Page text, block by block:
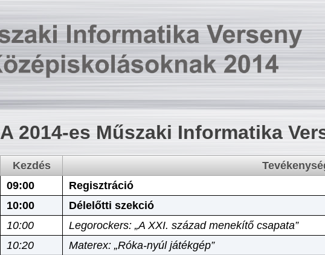
A 2014-es Műszaki Informatika
Kezdés
09:00
Regisztráció
10:00
Délelőtti szekció
10:00
Legorockers: „A XXI. század menekítő csapata”
10:20
Materex: „Róka-nyúl játékgép”